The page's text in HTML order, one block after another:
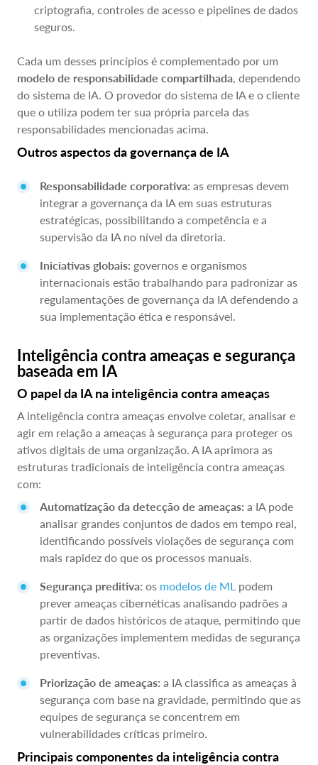
criptografia, controles de acesso e pipelines de dados
seguros.
Cada um desses princípios é complementado por um
modelo de responsabilidade compartilhada, dependendo
do sistema de IA. O provedor do sistema de IA e o cliente
que o utiliza podem ter sua própria parcela das
responsabilidades mencionadas acima.
Outros aspectos da governança de IA
Responsabilidade corporativa: as empresas devem
integrar a governança da IA em suas estruturas
estratégicas, possibilitando a competência e a
supervisão da IA no nível da diretoria.
Iniciativas globais: governos e organismos
internacionais estão trabalhando para padronizar as
regulamentações de governança da IA defendendo a
sua implementação ética e responsável.
Inteligência contra ameaças e segurança
baseada em IA
O papel da IA na inteligência contra ameaças
A inteligência contra ameaças envolve coletar, analisar e
agir em relação a ameaças à segurança para proteger os
ativos digitais de uma organização. A IA aprimora as
estruturas tradicionais de inteligência contra ameaças
com:
Automatização da detecção de ameaças: a IA pode
analisar grandes conjuntos de dados em tempo real,
identificando possíveis violações de segurança com
mais rapidez do que os processos manuais.
Segurança preditiva: os modelos de ML podem
prever ameaças cibernéticas analisando padrões a
partir de dados históricos de ataque, permitindo que
as organizações implementem medidas de segurança
preventivas.
Priorização de ameaças: a IA classifica as ameaças à
segurança com base na gravidade, permitindo que as
equipes de segurança se concentrem em
vulnerabilidades críticas primeiro.
Principais componentes da inteligência contra